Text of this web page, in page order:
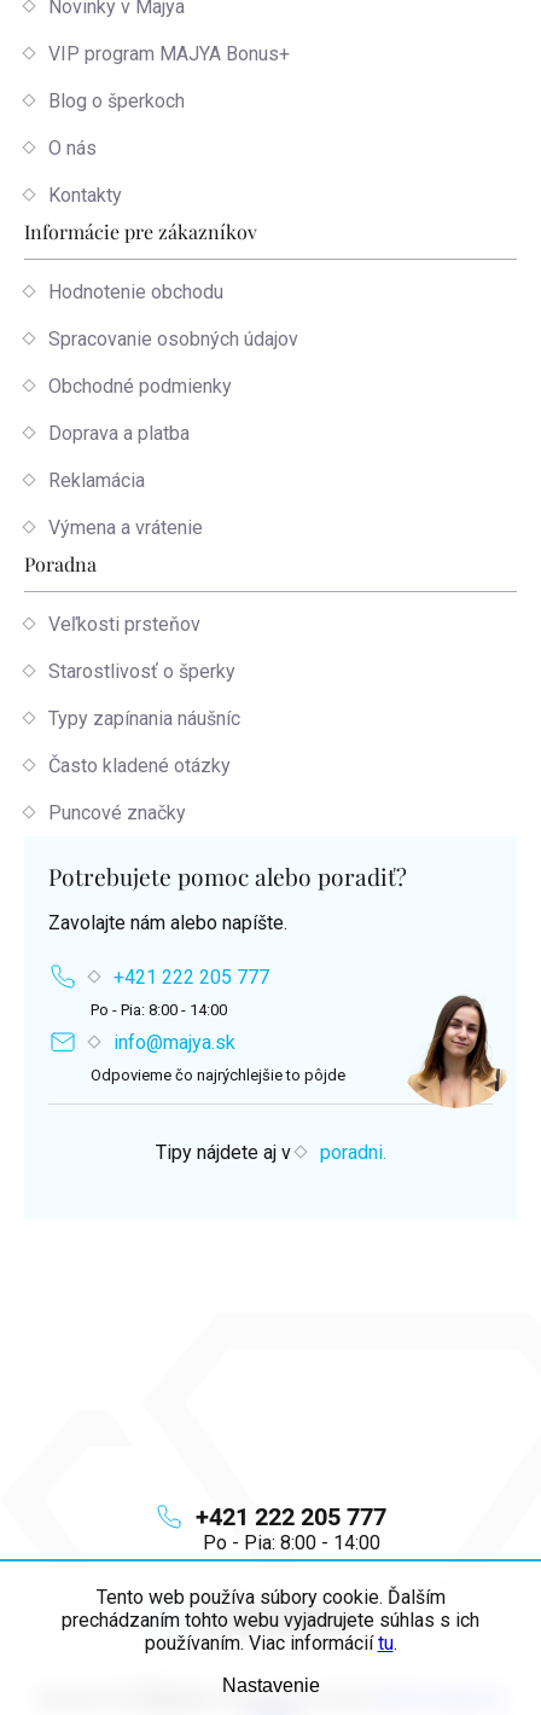
Tento web používa súbory cookie. Ďalším
prechádzaním tohto webu vyjadrujete súhlas s ich
používaním. Viac informáciítu.
Nastavenie
info@majya.sk
+421 222 205 777
Po - Pia: 8:00 - 14:00
Novinky v Majya
VIP program MAJYA Bonus+
Blog o šperkoch
O nás
Kontakty
Informácie pre zákazníkov
Hodnotenie obchodu
Spracovanie osobných údajov
Obchodné podmienky
Doprava a platba
Reklamácia
Výmena a vrátenie
Poradna
Veľkosti prsteňov
Starostlivosť o šperky
Typy zapínania náušníc
Často kladené otázky
Puncové značky
Potrebujete pomoc alebo poradiť?
Zavolajte nám alebo napíšte.
+421 222 205 777
Po - Pia: 8:00 - 14:00
info@majya.sk
Odpovieme čo najrýchlejšie to pôjde
Tipy nájdete aj v poradni.